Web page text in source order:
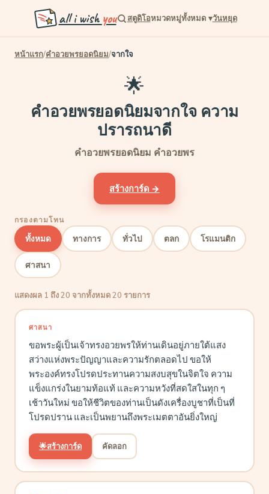
all i wish you สตูดิโอหมวดหมู่ทั้งหมด ▾วันหยุด
หน้าแรก/คำอวยพรยอดนิยม/จากใจ
🌟
คำอวยพรยอดนิยมจากใจ ความ
ปรารถนาดี
คำอวยพรยอดนิยม คำอวยพร
สร้างการ์ด →
กรองตามโทน
ทั้งหมด ทางการ ทั่วไป ตลก โรแมนติก
ศาสนา
แสดงผล 1 ถึง 20 จากทั้งหมด 20 รายการ
ศาสนา
ขอพระผู้เป็นเจ้าทรงอวยพรให้ท่านเดินอยู่ภายใต้แสง
สว่างแห่งพระปัญญาและความรักตลอดไป ขอให้
พระองค์ทรงโปรดประทานความสงบสุขในจิตใจ ความ
แข็งแกร่งในยามท้อแท้ และความหวังที่สดใสในทุก ๆ
เช้าวันใหม่ ขอให้ชีวิตของท่านเป็นดังเครื่องบูชาที่เป็นที่
โปรดปราน และเป็นพยานถึงพระเมตตาอันยิ่งใหญ่
🌟สร้างการ์ด คัดลอก